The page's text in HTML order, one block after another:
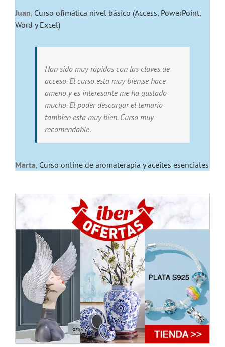
Juan, Curso ofimática nivel básico (Access, PowerPoint,
Word y Excel)
Han sido muy rápidos con las claves de
acceso. El curso esta muy bien,se hace
ameno y es interesante me ha gustado
mucho. El poder descargar el temario
tambien esta muy bien. Curso muy
recomendable.
Marta, Curso online de aromaterapia y aceites esenciales